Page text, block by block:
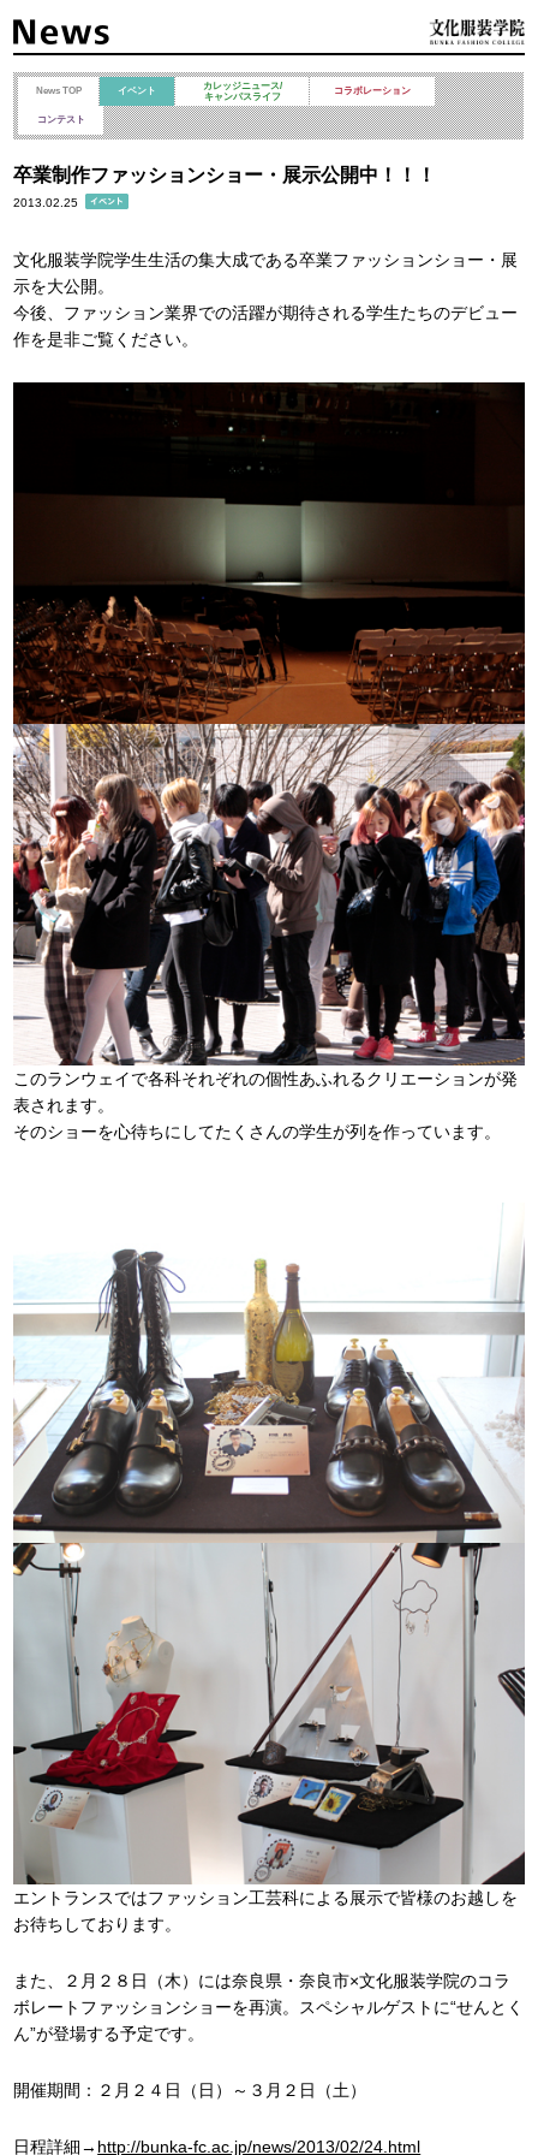
News TOP イベント
カレッジニュース/
キャンパスライフ
コラボレーション
コンテスト
卒業制作ファッションショー・展示公開中！！！
2013.02.25
文化服装学院学生生活の集大成である卒業ファッションショー・展
示を大公開。
今後、ファッション業界での活躍が期待される学生たちのデビュー
作を是非ご覧ください。
このランウェイで各科それぞれの個性あふれるクリエーションが発
表されます。
そのショーを心待ちにしてたくさんの学生が列を作っています。
エントランスではファッション工芸科による展示で皆様のお越しを
お待ちしております。
また、２月２８日（木）には奈良県・奈良市×文化服装学院のコラ
ボレートファッションショーを再演。スペシャルゲストに“せんとく
ん”が登場する予定です。
開催期間：２月２４日（日）～３月２日（土）
日程詳細→ http://bunka-fc.ac.jp/news/2013/02/24.html